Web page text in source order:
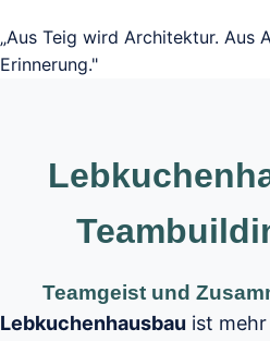
„Aus Teig wird Architektur. Aus
Erinnerung."
Teamgeist und
Lebkuchenhausbau ist